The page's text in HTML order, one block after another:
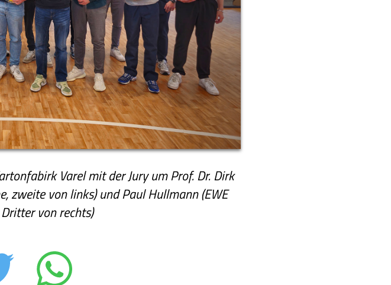
Varel mit der Jury um Prof. Dr. Dirk
zweite von links) und Paul Hullmann (EWE
von rechts)